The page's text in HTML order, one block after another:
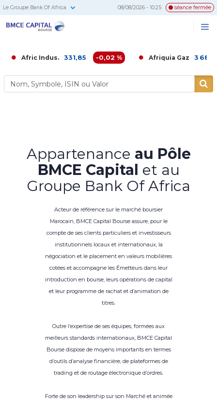
Le Groupe Bank Of Africa 08/08/2026 - 10:25 séance fermée
Indus. 331,85 -0,02 % Afriquia Gaz 3 680,00 -
Appartenance au Pôle
BMCE Capital et au
Groupe Bank Of Africa
Acteur de référence sur le marché boursier
Marocain, BMCE Capital Bourse assure, pour le
compte de ses clients particuliers et investisseurs
institutionnels locaux et internationaux, la
négociation et le placement en valeurs mobilières
cotées et accompagne les Émetteurs dans leur
introduction en bourse, leurs opérations de capital
et leur programme de rachat et d’animation de
titres.
Outre l’expertise de ses équipes, formées aux
meilleurs standards internationaux, BMCE Capital
Bourse dispose de moyens importants en termes
d’outils d’analyse financière, de plateformes de
trading et de routage électronique d’ordres.
Forte de son leadership sur son Marché et animée